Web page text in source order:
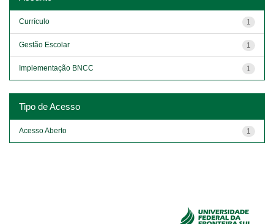
1
Currículo
1
Gestão Escolar
1
Implementação BNCC
Tipo de Acesso
1
Acesso Aberto